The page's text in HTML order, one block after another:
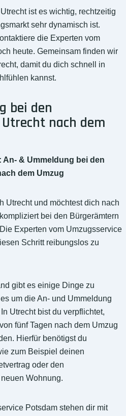
ist es wichtig, rechtzeitig
sehr dynamisch ist.
die Experten vom
heute. Gemeinsam finden wir
damit du dich schnell in
kannst.
bei den
nach dem
& Ummeldung bei den
dem Umzug
Utrecht und möchtest dich nach
bei den Bürgerämtern
Experten vom Umzugsservice
Schritt reibungslos zu
gibt es einige Dinge zu
um die An- und Ummeldung
Utrecht bist du verpflichtet,
fünf Tagen nach dem Umzug
Hierfür benötigst du
zum Beispiel deinen
oder den
Wohnung.
Potsdam stehen dir mit